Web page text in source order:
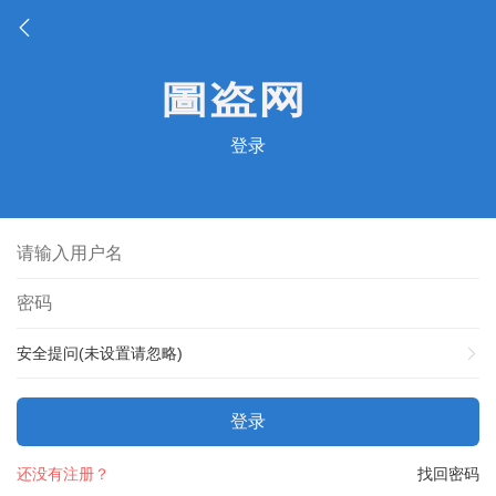
登录
安全提问(未设置请忽略)
登录
找回密码
还没有注册？